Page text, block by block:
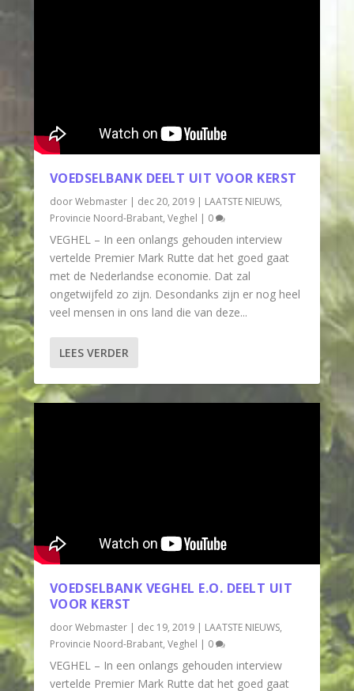
VOEDSELBANK DEELT UIT VOOR KERST
doorWebmaster| dec 20, 2019| LAATSTE NIEUWS,
Provincie Noord-Brabant, Veghel | 0
VEGHEL – In een onlangs gehouden interview
vertelde Premier Mark Rutte dat het goed gaat
met de Nederlandse economie. Dat zal
ongetwijfeld zo zijn. Desondanks zijn er nog heel
veel mensen in ons land die van deze...
LEES VERDER
VOEDSELBANK VEGHEL E.O. DEELT UIT
VOOR KERST
doorWebmaster| dec 19, 2019| LAATSTE NIEUWS,
Provincie Noord-Brabant, Veghel | 0
VEGHEL – In een onlangs gehouden interview
vertelde Premier Mark Rutte dat het goed gaat